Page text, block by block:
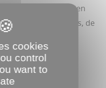
Ce guide très bien
les styles de bières, de
de
adresses.
cookies
control
want to